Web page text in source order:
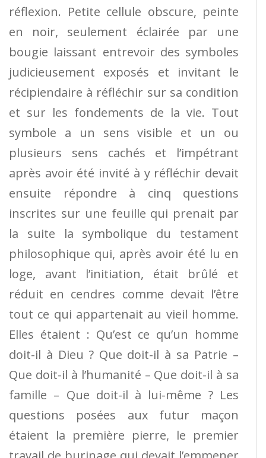
réflexion. Petite cellule obscure, peinte
en noir, seulement éclairée par une
bougie laissant entrevoir des symboles
judicieusement exposés et invitant le
récipiendaire à réfléchir sur sa condition
et sur les fondements de la vie. Tout
symbole a un sens visible et un ou
plusieurs sens cachés et l’impétrant
après avoir été invité à y réfléchir devait
ensuite répondre à cinq questions
inscrites sur une feuille qui prenait par
la suite la symbolique du testament
philosophique qui, après avoir été lu en
loge, avant l’initiation, était brûlé et
réduit en cendres comme devait l’être
tout ce qui appartenait au vieil homme.
Elles étaient : Qu’est ce qu’un homme
doit-il à Dieu ? Que doit-il à sa Patrie –
Que doit-il à l’humanité – Que doit-il à sa
famille – Que doit-il à lui-même ? Les
questions posées aux futur maçon
étaient la première pierre, le premier